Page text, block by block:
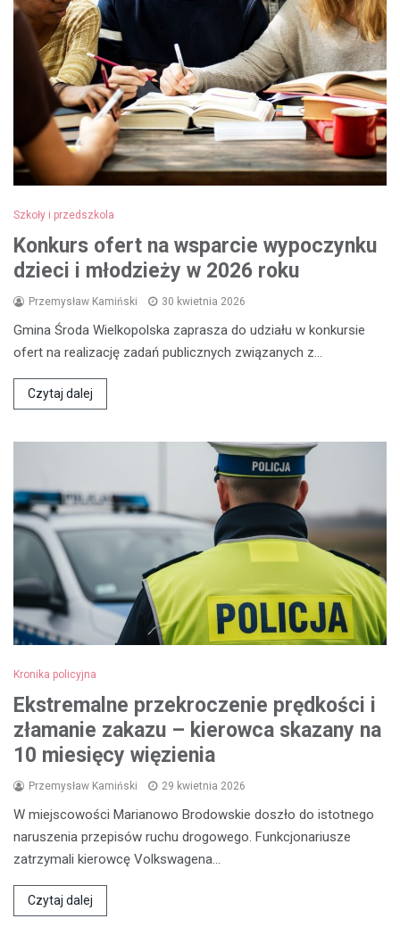
Szkoły i przedszkola
Konkurs ofert na wsparcie wypoczynku
dzieci i młodzieży w 2026 roku
Przemysław Kamiński 30 kwietnia 2026
Gmina Środa Wielkopolska zaprasza do udziału w konkursie
ofert na realizację zadań publicznych związanych z…
Czytaj dalej
Kronika policyjna
Ekstremalne przekroczenie prędkości i
złamanie zakazu – kierowca skazany na
10 miesięcy więzienia
Przemysław Kamiński 29 kwietnia 2026
W miejscowości Marianowo Brodowskie doszło do istotnego
naruszenia przepisów ruchu drogowego. Funkcjonariusze
zatrzymali kierowcę Volkswagena…
Czytaj dalej